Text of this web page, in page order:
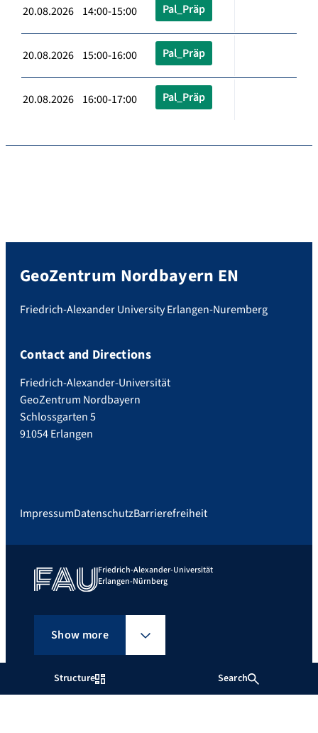
Structure Search
20.08.2026 14:00-15:00 Pal_Präp
20.08.2026 15:00-16:00 Pal_Präp
20.08.2026 16:00-17:00 Pal_Präp
GeoZentrum Nordbayern EN
Friedrich-Alexander University Erlangen-Nuremberg
Contact and Directions
Friedrich-Alexander-Universität
GeoZentrum Nordbayern
Schlossgarten 5
91054 Erlangen
ImpressumDatenschutzBarrierefreiheit
Friedrich-Alexander-Universität
Erlangen-Nürnberg
Show more